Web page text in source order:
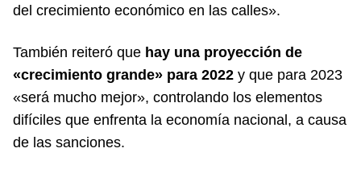
del crecimiento económico en las calles».
También reiteró que hay una proyección de
«crecimiento grande» para 2022 y que para 2023
«será mucho mejor», controlando los elementos
difíciles que enfrenta la economía nacional, a causa
de las sanciones.